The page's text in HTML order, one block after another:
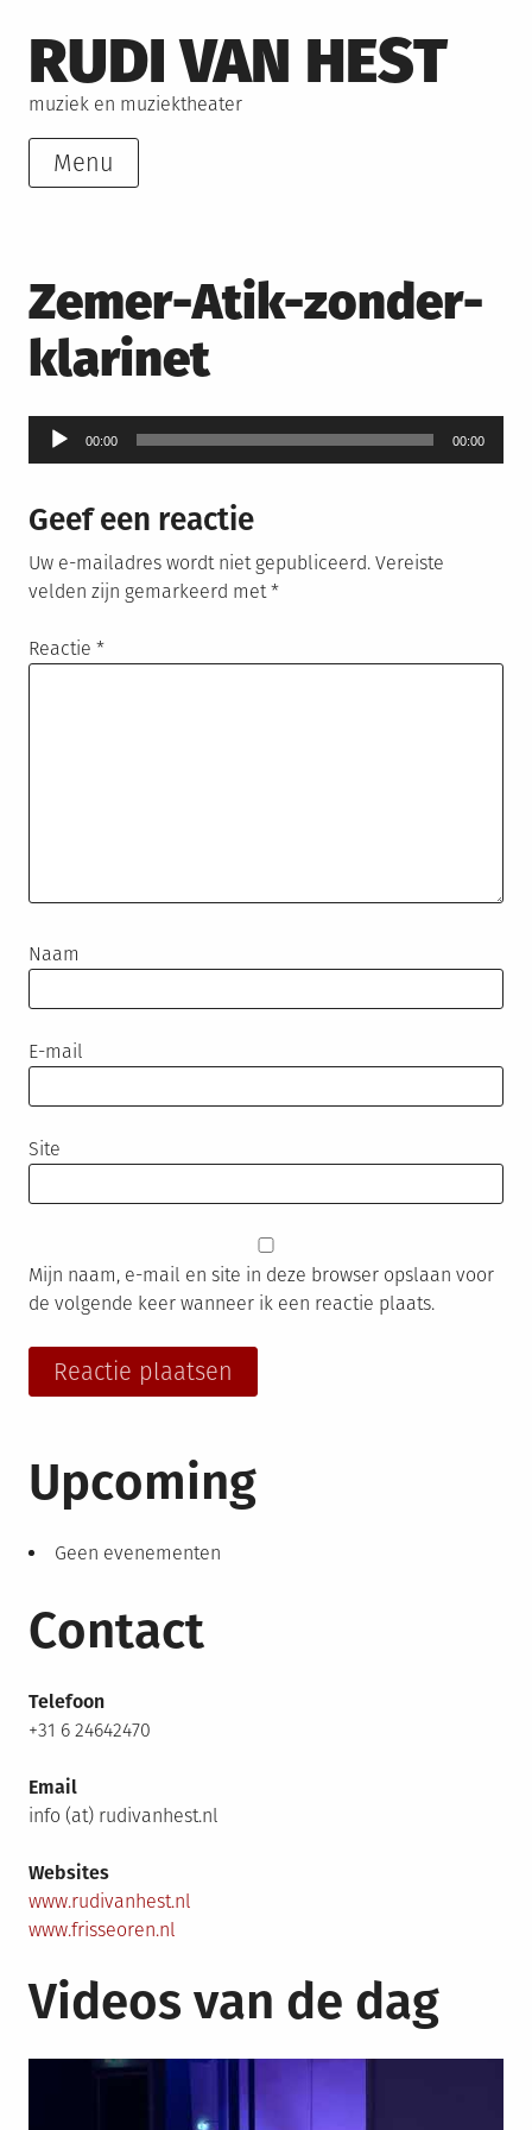
to
content
RUDI VAN HEST
muziek en muziektheater
Menu
Zemer-Atik-zonder-
klarinet
Audiospeler
00:00 00:00
Geef een reactie
Uw e-mailadres wordt niet gepubliceerd. Vereiste
velden zijn gemarkeerd met*
Reactie *
Naam
E-mail
Site
Mijn naam, e-mail en site in deze browser opslaan voor
de volgende keer wanneer ik een reactie plaats.
Upcoming
Geen evenementen
Contact
Telefoon
+31 6 24642470
Email
info (at) rudivanhest.nl
Websites
www.rudivanhest.nl
www.frisseoren.nl
Videos van de dag